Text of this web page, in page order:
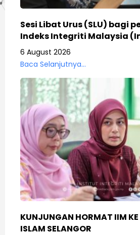
Sesi Libat Urus (SLU) bagi
Indeks Integriti Malaysia
6 August 2026
Baca Selanjutnya...
KUNJUNGAN HORMAT IIM
ISLAM SELANGOR